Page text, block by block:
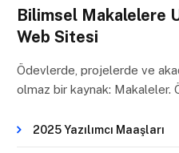
Bilimsel Makalelere
Web Sitesi
Ödevlerde, projelerde ve
olmaz bir kaynak: Makaleler.
2025 Yazılımcı Maaşları